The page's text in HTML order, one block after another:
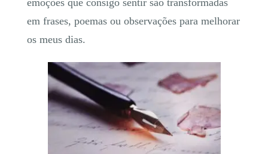
em frases, poemas ou observações para melhorar
os meus dias.